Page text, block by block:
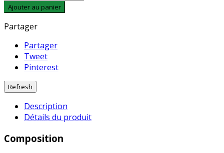
Ajouter au panier
Partager
Partager
Tweet
Pinterest
Description
Détails du produit
Composition